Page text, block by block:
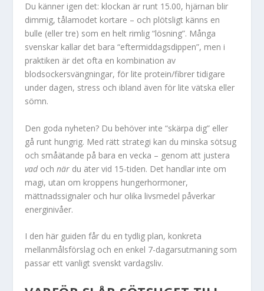
Du känner igen det: klockan är runt 15.00, hjärnan blir
dimmig, tålamodet kortare – och plötsligt känns en
bulle (eller tre) som en helt rimlig “lösning”. Många
svenskar kallar det bara “eftermiddagsdippen”, men i
praktiken är det ofta en kombination av
blodsockersvängningar, för lite protein/fibrer tidigare
under dagen, stress och ibland även för lite vätska eller
sömn.
Den goda nyheten? Du behöver inte “skärpa dig” eller
gå runt hungrig. Med rätt strategi kan du minska sötsug
och småätande på bara en vecka – genom att justera
vadochnär du äter vid 15-tiden. Det handlar inte om
magi, utan om kroppens hungerhormoner,
mättnadssignaler och hur olika livsmedel påverkar
energinivåer.
I den här guiden får du en tydlig plan, konkreta
mellanmålsförslag och en enkel 7-dagarsutmaning som
passar ett vanligt svenskt vardagsliv.